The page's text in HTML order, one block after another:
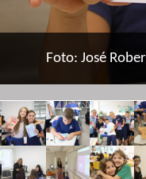
Foto: José